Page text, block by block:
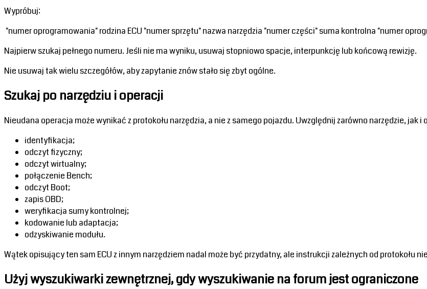
Wypróbuj:
"numer oprogramowania" rodzina ECU "numer sprzętu" nazwa narzędzia "numer części" suma kontrolna "numer
Najpierw szukaj pełnego numeru. Jeśli nie ma wyniku, usuwaj stopniowo spacje, interpunkcję lub końcową rewizję.
Nie usuwaj tak wielu szczegółów, aby zapytanie znów stało się zbyt ogólne.
Szukaj po narzędziu i operacji
Nieudana operacja może wynikać z protokołu narzędzia, a nie z samego pojazdu. Uwzględnij zarówno narzędzie, jak i
identyfikacja;
odczyt fizyczny;
odczyt wirtualny;
połączenie Bench;
odczyt Boot;
zapis OBD;
weryfikacja sumy kontrolnej;
kodowanie lub adaptacja;
odzyskiwanie modułu.
Wątek opisujący ten sam ECU z innym narzędziem nadal może być przydatny, ale instrukcji zależnych od protokołu
Użyj wyszukiwarki zewnętrznej, gdy wyszukiwanie na forum jest ograniczone